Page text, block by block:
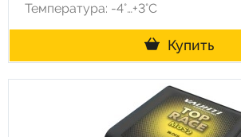
Температура: -4°…+3°C
Купить